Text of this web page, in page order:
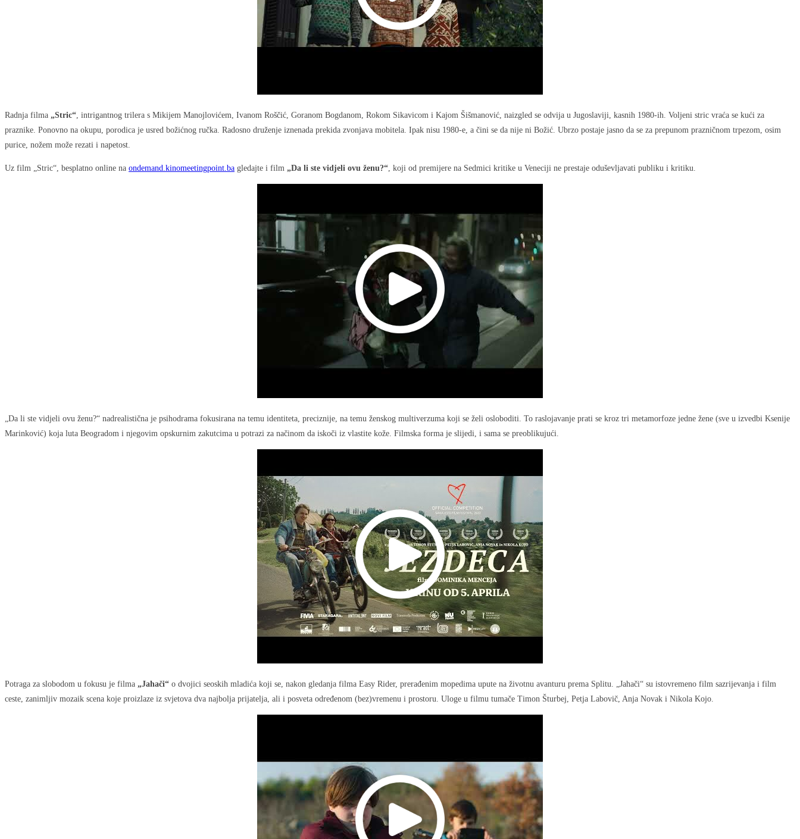
Radnja filma „Stric“, intrigantnog trilera s Mikijem Manojlovićem, Ivanom Roščić, Goranom Bogdanom, Rokom Sikavicom i Kajom Šišmanović, naizgled se odvija u Jugoslaviji, kasnih 1980-ih. Voljeni stric vraća se kući za
praznike. Ponovno na okupu, porodica je usred božićnog ručka. Radosno druženje iznenada prekida zvonjava mobitela. Ipak nisu 1980-e, a čini se da nije ni Božić. Ubrzo postaje jasno da se za prepunom prazničnom trpezom, osim
purice, nožem može rezati i napetost.
Uz film „Stric“, besplatno online na ondemand.kinomeetingpoint.ba gledajte i film „Da li ste vidjeli ovu ženu?“, koji od premijere na Sedmici kritike u Veneciji ne prestaje oduševljavati publiku i kritiku.
„Da li ste vidjeli ovu ženu?“ nadrealistična je psihodrama fokusirana na temu identiteta, preciznije, na temu ženskog multiverzuma koji se želi osloboditi. To raslojavanje prati se kroz tri metamorfoze jedne žene (sve u izvedbi Ksenije
Marinković) koja luta Beogradom i njegovim opskurnim zakutcima u potrazi za načinom da iskoči iz vlastite kože. Filmska forma je slijedi, i sama se preoblikujući.
Potraga za slobodom u fokusu je filma „Jahači“ o dvojici seoskih mladića koji se, nakon gledanja filma Easy Rider, prerađenim mopedima upute na životnu avanturu prema Splitu. „Jahači“ su istovremeno film sazrijevanja i film
ceste, zanimljiv mozaik scena koje proizlaze iz svjetova dva najbolja prijatelja, ali i posveta određenom (bez)vremenu i prostoru. Uloge u filmu tumače Timon Šturbej, Petja Labovič, Anja Novak i Nikola Kojo.